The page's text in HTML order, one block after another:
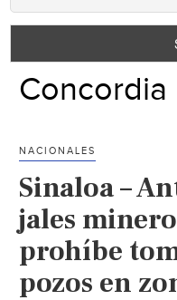
Concordia
NACIONALES
Sinaloa –
jales
prohíbe
pozos en